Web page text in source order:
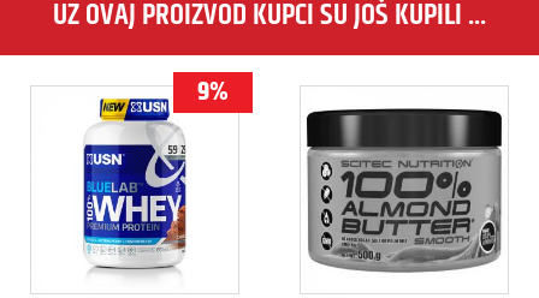
UZ OVAJ PROIZVOD KUPCI SU JOŠ KUPILI ...
9%